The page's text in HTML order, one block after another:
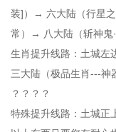
装]）→ 六大陆（行星
常）→ 八大陆（斩神鬼·
生肖提升线路：土城
三大陆（极品生肖---
？？？？
特殊提升线路：土城